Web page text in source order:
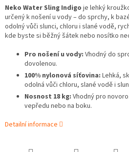
Neko Water Sling Indigo je lehký
určený k nošení u vody – do sprchy, k
odolný vůči slunci, chloru i slané vodě,
kde byste si běžný šátek nebo nosítko
Pro nošení u vody: Vhodný do
dovolenou.
100% nylonová síťovina: Lehká,
odolná vůči chloru, slané vodě i
Nosnost 18 kg: Vhodný pro
vepředu nebo na boku.
Detailní informace